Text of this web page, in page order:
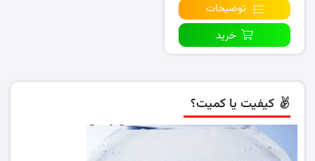
توضیحات
خرید
کیفیت یا کمیت؟